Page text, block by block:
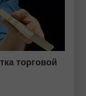
торговой